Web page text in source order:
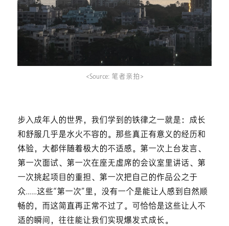
<Source: 笔者亲拍>
步入成年人的世界，我们学到的铁律之一就是：成长
和舒服几乎是水火不容的。那些真正有意义的经历和
体验，大都伴随着极大的不适感。第一次上台发言、
第一次面试、第一次在座无虚席的会议室里讲话、第
一次挑起项目的重担、第一次把自己的作品公之于
众……这些“第一次”里，没有一个是能让人感到自然顺
畅的，而这简直再正常不过了。可恰恰是这些让人不
适的瞬间，往往能让我们实现爆发式成长。